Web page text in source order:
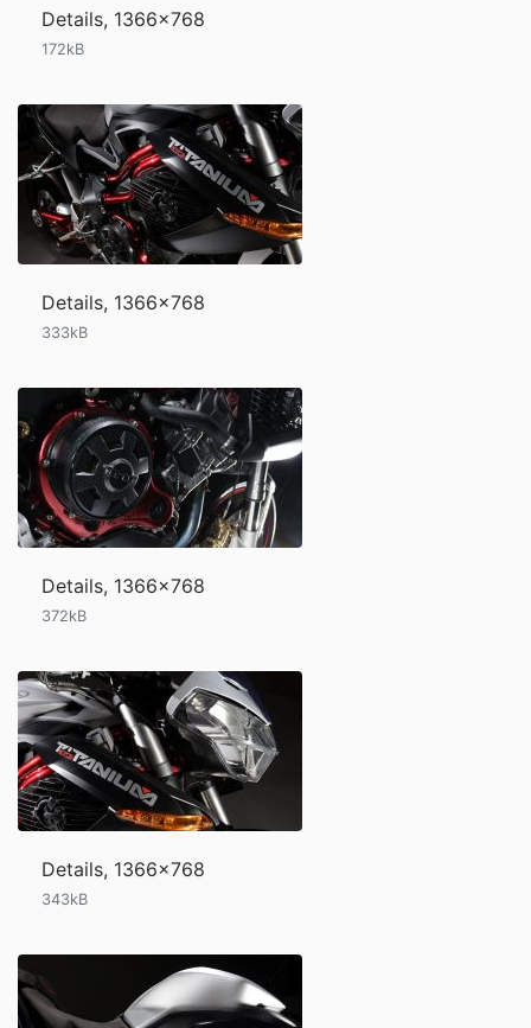
Details, 1366x768
172kB
Details, 1366x768
333kB
Details, 1366x768
372kB
Details, 1366x768
343kB